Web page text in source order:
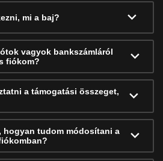
mi a baj?
vagyok bankszámláról
fiókom?
a támogatási összeget,
hogyan tudom módosítani a